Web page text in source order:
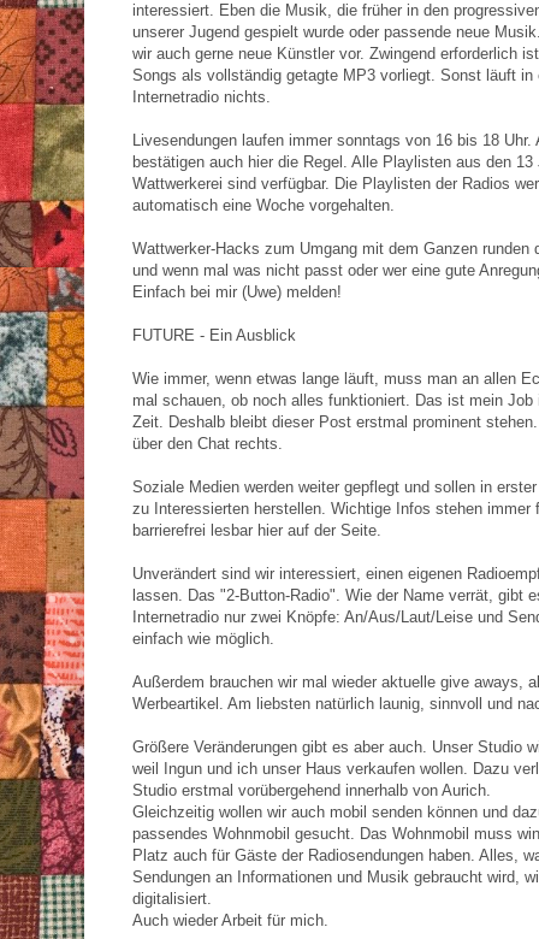
interessiert. Eben die Musik, die früher in den
unserer Jugend gespielt wurde oder passende neue
wir auch gerne neue Künstler vor. Zwingend erforderlich
Songs als vollständig getagte MP3 vorliegt. Sonst läuft in
Internetradio nichts.
Livesendungen laufen immer sonntags von 16 bis 18 Uhr.
bestätigen auch hier die Regel. Alle Playlisten aus den 13
Wattwerkerei sind verfügbar. Die Playlisten der Radios
automatisch eine Woche vorgehalten.
Wattwerker-Hacks zum Umgang mit dem Ganzen runden
und wenn mal was nicht passt oder wer eine gute
Einfach bei mir (Uwe) melden!
FUTURE - Ein Ausblick
Wie immer, wenn etwas lange läuft, muss man an allen
mal schauen, ob noch alles funktioniert. Das ist mein Job
Zeit. Deshalb bleibt dieser Post erstmal prominent
über den Chat rechts.
Soziale Medien werden weiter gepflegt und sollen in
zu Interessierten herstellen. Wichtige Infos stehen immer
barrierefrei lesbar hier auf der Seite.
Unverändert sind wir interessiert, einen eigenen
lassen. Das "2-Button-Radio". Wie der Name verrät, gibt
Internetradio nur zwei Knöpfe: An/Aus/Laut/Leise und
einfach wie möglich.
Außerdem brauchen wir mal wieder aktuelle give aways,
Werbeartikel. Am liebsten natürlich launig, sinnvoll und
Größere Veränderungen gibt es aber auch. Unser Studio
weil Ingun und ich unser Haus verkaufen wollen. Dazu
Studio erstmal vorübergehend innerhalb von Aurich.
Gleichzeitig wollen wir auch mobil senden können und
passendes Wohnmobil gesucht. Das Wohnmobil muss
Platz auch für Gäste der Radiosendungen haben. Alles,
Sendungen an Informationen und Musik gebraucht wird,
digitalisiert.
Auch wieder Arbeit für mich.